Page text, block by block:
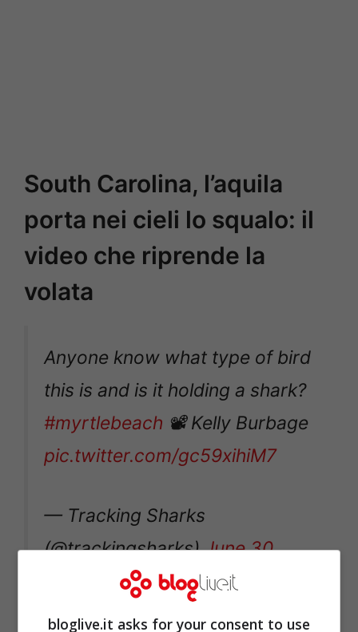
South Carolina, l’aquila
porta nei cieli lo squalo: il
video che riprende la
volata
Anyone know what type of bird
this is and is it holding a shark?
#myrtlebeach 📽 Kelly Burbage
pic.twitter.com/gc59xihiM7
— Tracking Sharks
(@trackingsharks)June 30,
bloglive.it asks for your consent to use